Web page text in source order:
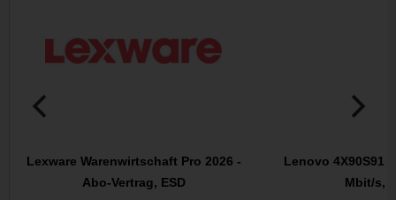
Lexware Warenwirtschaft Pro 2026 -
Abo-Vertrag, ESD
Lenovo
Mbit/s,